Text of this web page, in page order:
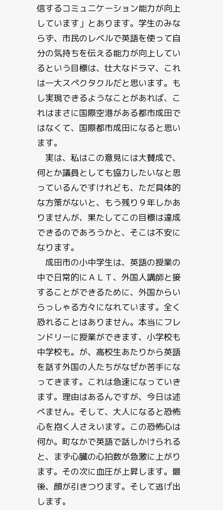
信するコミュニケーション能力が向上
しています」とあります。学生のみな
らず、市民のレベルで英語を使って自
分の気持ちを伝える能力が向上してい
るという目標は、壮大なドラマ、これ
は一大スペクタクルだと思います。も
し実現できるようなことがあれば、こ
れはまさに国際空港がある都市成田で
はなくて、国際都市成田になると思い
ます。
実は、私はこの意見には大賛成で、
何とか議員としても協力したいなと思
っているんですけれども、ただ具体的
な方策がないと、もう残り９年しかあ
りませんが、果たしてこの目標は達成
できるのであろうかと、そこは不安に
なります。
成田市の小中学生は、英語の授業の
中で日常的にＡＬＴ、外国人講師と接
することができるために、外国からい
らっしゃる方々になれています。全く
恐れることはありません。本当にフレ
ンドリーに授業ができます、小学校も
中学校も。が、高校生あたりから英語
を話す外国の人たちがなぜか苦手にな
ってきます。これは急速になっていき
ます。理由はあるんですが、今日は述
べません。そして、大人になると恐怖
心を抱く人さえいます。この恐怖心は
何か。町なかで英語で話しかけられる
と、まず心臓の心拍数が急激に上がり
ます。その次に血圧が上昇します。最
後、顔が引きつります。そして逃げ出
します。